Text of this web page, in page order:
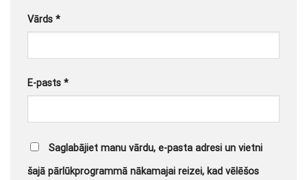
Vārds *
E-pasts *
Saglabājiet manu vārdu, e-pasta adresi un vietni
šajā pārlūkprogrammā nākamajai reizei, kad vēlēšos